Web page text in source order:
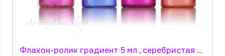
Флакон-ролик градиент 5 мл., серебристая крышка (цвет в ассортименте) АромаПро